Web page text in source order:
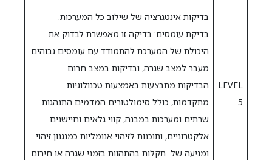
LEVEL
5
בדיקות אינטגרציה של שילוב כל המערכות.
בדיקת עומסים: בדיקה זו מאפשרת לבדוק את
היכולת של המערכת להתמודד עם עומסים גבוהים
מעבר למצב שגרה, ובדיקות במצב חרום.
הבדיקות מתבצעות באמצעות טכנולוגיות
מתקדמות, כולל סימולטורים המדמים התנהגות
שרתים ומערכות במבנה, קווי גלאים וחיישנים
אלקטרוניים, ותוכנות לזיהוי אנומליות כמנגנון זיהוי
ומניעה של תקלות בהתהוות בזמני שגרה או חירום.